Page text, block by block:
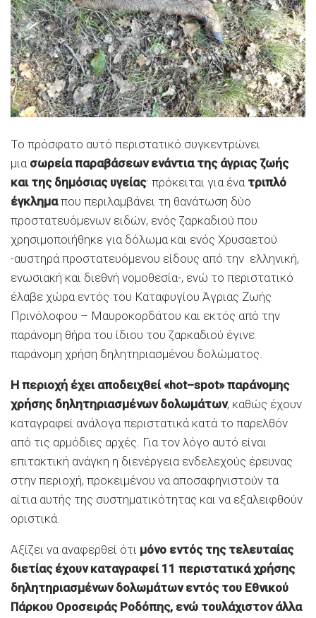
Το πρόσφατο αυτό περιστατικό συγκεντρώνει
μια σωρεία παραβάσεων ενάντια της άγριας ζωής
και της δημόσιας υγείας: πρόκειται για ένα τριπλό
έγκλημαπου περιλαμβάνει τη θανάτωση δύο
προστατευόμενων ειδών, ενός ζαρκαδιού που
χρησιμοποιήθηκε για δόλωμα και ενός Χρυσαετού
-αυστηρά προστατευόμενου είδους από την ελληνική,
ενωσιακή και διεθνή νομοθεσία-, ενώ το περιστατικό
έλαβε χώρα εντός του Καταφυγίου Άγριας Ζωής
Πρινόλοφου – Μαυροκορδάτου και εκτός από την
παράνομη θήρα του ίδιου του ζαρκαδιού έγινε
παράνομη χρήση δηλητηριασμένου δολώματος.
Η περιοχή έχει αποδειχθεί «hot–spot» παράνομης
χρήσης δηλητηριασμένων δολωμάτων, καθώς έχουν
καταγραφεί ανάλογα περιστατικά κατά το παρελθόν
από τις αρμόδιες αρχές. Για τον λόγο αυτό είναι
επιτακτική ανάγκη η διενέργεια ενδελεχούς έρευνας
στην περιοχή, προκειμένου να αποσαφηνιστούν τα
αίτια αυτής της συστηματικότητας και να εξαλειφθούν
οριστικά.
Αξίζει να αναφερθεί ότι μόνο εντός της τελευταίας
διετίας έχουν καταγραφεί 11 περιστατικά χρήσης
δηλητηριασμένων δολωμάτων εντός του Εθνικού
Πάρκου Οροσειράς Ροδόπης, ενώ τουλάχιστον άλλα